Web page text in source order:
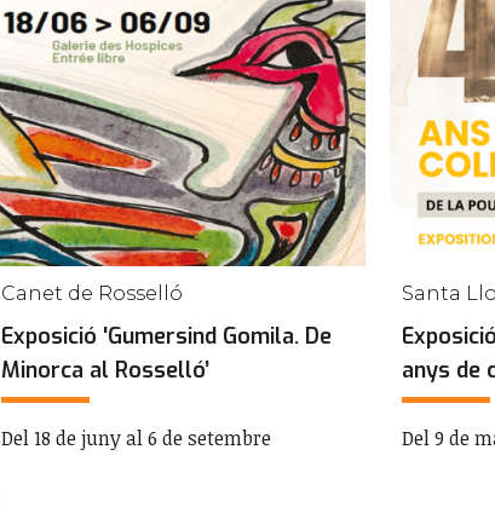
Canet de Rosselló
Exposició 'Gumersind Gomila. De
Minorca al Rosselló’
Del 18 de juny al 6 de setembre
Santa
anys de
Del 9 de